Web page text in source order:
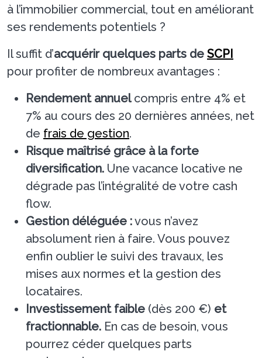
à l’immobilier commercial, tout en améliorant
ses rendements potentiels ?
Il suffit d’acquérir quelques parts de SCPI
pour profiter de nombreux avantages :
Rendement annuelcompris entre 4% et
7% au cours des 20 dernières années, net
de frais de gestion.
Risque maîtrisé grâce à la forte
diversification. Une vacance locative ne
dégrade pas l’intégralité de votre cash
flow.
Gestion déléguée :vous n’avez
absolument rien à faire. Vous pouvez
enfin oublier le suivi des travaux, les
mises aux normes et la gestion des
locataires.
Investissement faible (dès 200 €) et
fractionnable. En cas de besoin, vous
pourrez céder quelques parts